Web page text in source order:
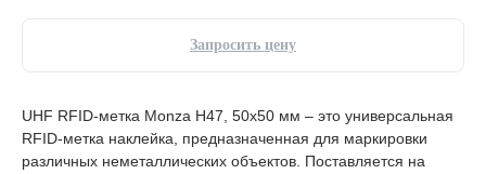
Запросить цену
UHF RFID-метка Monza H47, 50x50 мм – это универсальная
RFID-метка наклейка, предназначенная для маркировки
различных неметаллических объектов. Поставляется на